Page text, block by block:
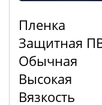
Пленка
Защитная
Обычная
Высокая
Вязкость